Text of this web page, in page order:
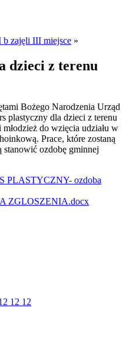
b zajęli III miejsce »
dzieci z terenu
Bożego Narodzenia Urząd
plastyczny dla dzieci z terenu
do wzięcia udziału w
Prace, które zostaną
ozdobę gminnej
PLASTYCZNY- ozdoba
ZGLOSZENIA.docx